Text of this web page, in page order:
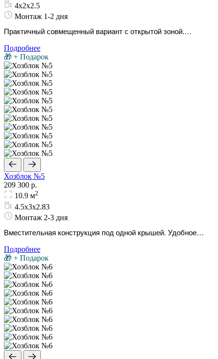
4х2х2.5
Монтаж 1-2 дня
Практичный совмещенный вариант с открытой зоной.
Подробнее
🎁 + Подарок
Хозблок №5
209 300 р.
10.9 м2
4.5х3х2.83
Монтаж 2-3 дня
Вместительная конструкция под одной крышей. Удобное
Подробнее
🎁 + Подарок